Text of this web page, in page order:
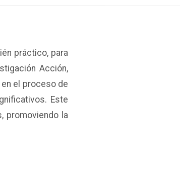
práctico, para
Acción,
el proceso de
Este
promoviendo la